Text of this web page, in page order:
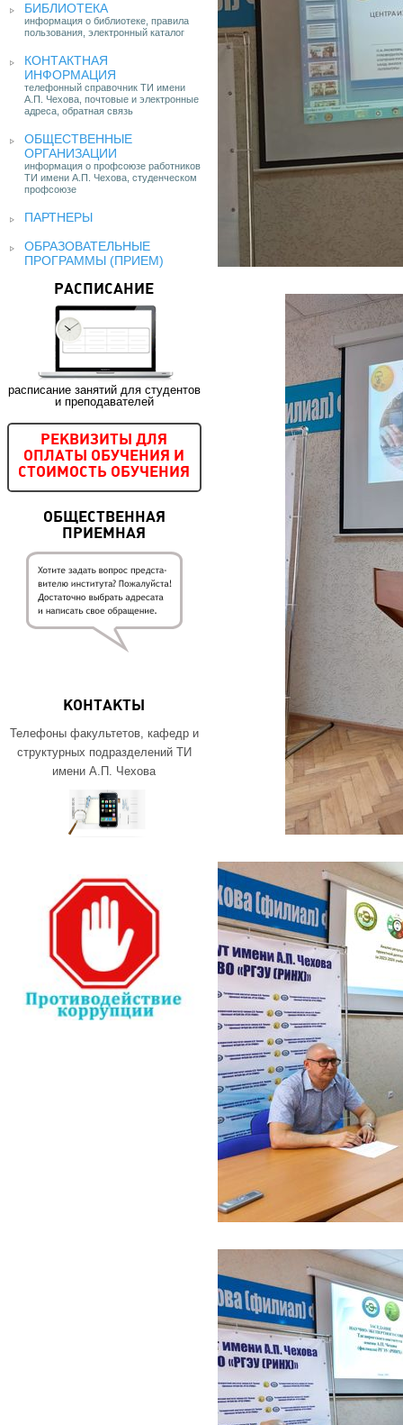
БИБЛИОТЕКА
информация о библиотеке, правила
пользования, электронный каталог
КОНТАКТНАЯ
ИНФОРМАЦИЯ
телефонный справочник ТИ имени
А.П. Чехова, почтовые и электронные
адреса, обратная связь
ОБЩЕСТВЕННЫЕ
ОРГАНИЗАЦИИ
информация о профсоюзе работников
ТИ имени А.П. Чехова, студенческом
профсоюзе
ПАРТНЕРЫ
ОБРАЗОВАТЕЛЬНЫЕ
ПРОГРАММЫ (ПРИЕМ)
РАСПИСАНИЕ
расписание занятий для студентов
и преподавателей
РЕКВИЗИТЫ ДЛЯ
ОПЛАТЫ ОБУЧЕНИЯ И
СТОИМОСТЬ ОБУЧЕНИЯ
ОБЩЕСТВЕННАЯ
ПРИЕМНАЯ
КОНТАКТЫ
Телефоны факультетов, кафедр и
структурных подразделений ТИ
имени А.П. Чехова